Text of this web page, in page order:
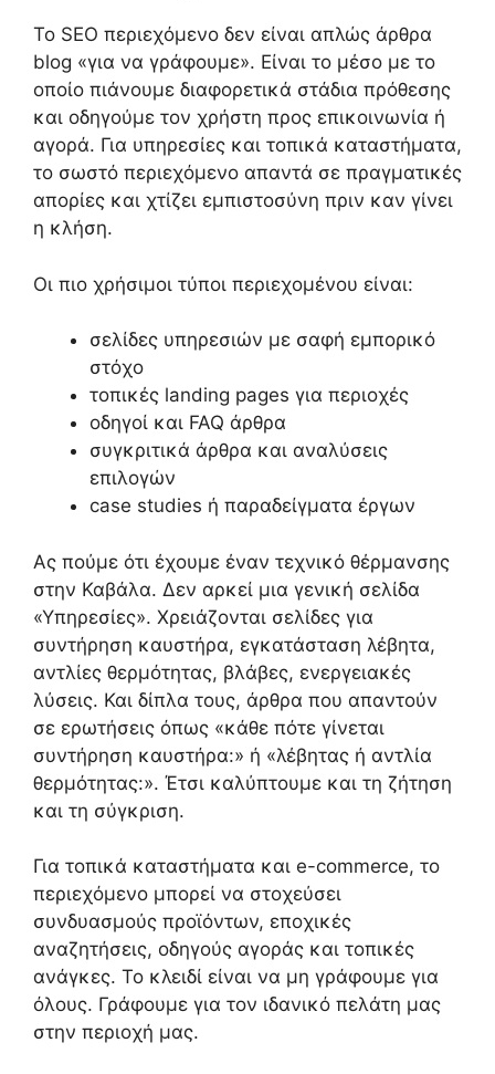
Το SEO περιεχόμενο δεν είναι απλώς άρθρα
blog «για να γράφουμε». Είναι το μέσο με το
οποίο πιάνουμε διαφορετικά στάδια πρόθεσης
και οδηγούμε τον χρήστη προς επικοινωνία ή
αγορά. Για υπηρεσίες και τοπικά καταστήματα,
το σωστό περιεχόμενο απαντά σε πραγματικές
απορίες και χτίζει εμπιστοσύνη πριν καν γίνει
η κλήση.
Οι πιο χρήσιμοι τύποι περιεχομένου είναι:
σελίδες υπηρεσιών με σαφή εμπορικό
στόχο
τοπικές landing pages για περιοχές
οδηγοί και FAQ άρθρα
συγκριτικά άρθρα και αναλύσεις
επιλογών
case studies ή παραδείγματα έργων
Ας πούμε ότι έχουμε έναν τεχνικό θέρμανσης
στην Καβάλα. Δεν αρκεί μια γενική σελίδα
«Υπηρεσίες». Χρειάζονται σελίδες για
συντήρηση καυστήρα, εγκατάσταση λέβητα,
αντλίες θερμότητας, βλάβες, ενεργειακές
λύσεις. Και δίπλα τους, άρθρα που απαντούν
σε ερωτήσεις όπως «κάθε πότε γίνεται
συντήρηση καυστήρα:» ή «λέβητας ή αντλία
θερμότητας:». Έτσι καλύπτουμε και τη ζήτηση
και τη σύγκριση.
Για τοπικά καταστήματα και e-commerce, το
περιεχόμενο μπορεί να στοχεύσει
συνδυασμούς προϊόντων, εποχικές
αναζητήσεις, οδηγούς αγοράς και τοπικές
ανάγκες. Το κλειδί είναι να μη γράφουμε για
όλους. Γράφουμε για τον ιδανικό πελάτη μας
στην περιοχή μας.